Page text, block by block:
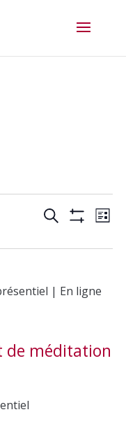
vues
Recherche
de
Liste
| En ligne
de méditation